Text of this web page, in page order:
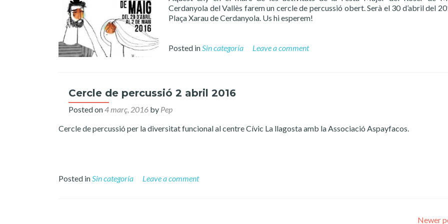
Cerdanyola del Vallès farem un cercle de percussió obert. Serà el 30 d’abril del
Plaça Xarau de Cerdanyola. Us hi esperem!
Posted inSin categoría Leave a comment
Cercle de percussió 2 abril 2016
Posted on4 març, 2016 by Pep
Cercle de percussió per la diversitat funcional al centre Cívic La llagosta amb la Associació Aspayfacos.
Posted inSin categoría Leave a comment
Newer